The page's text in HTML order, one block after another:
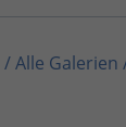
/Alle Galerien